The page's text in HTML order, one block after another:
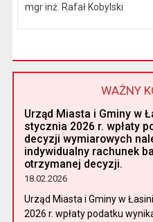
mgr inż. Rafał Kobylski
WAŻNY
Urząd Miasta i Gminy w
stycznia 2026 r. wpłaty
decyzji wymiarowych
indywidualny rachunek
otrzymanej decyzji.
18.02.2026
Urząd Miasta i Gminy w
2026 r. wpłaty podatku